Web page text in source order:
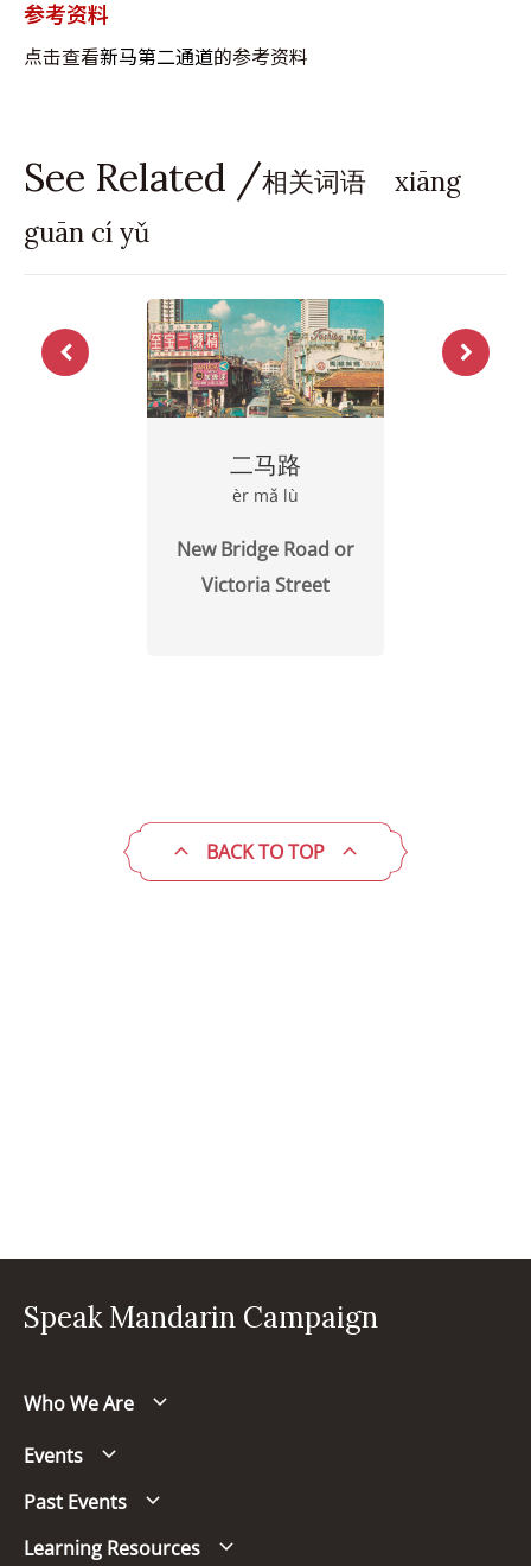
参考资料
点击查看新马第二通道的参考资料
See Related /相关词语 xiāng
guān cí yǔ
二马路
èr mǎ lù
New Bridge Road or
Victoria Street
BACK TO TOP
Speak Mandarin Campaign
Who We Are
Events
Past Events
Learning Resources